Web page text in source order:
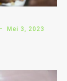
Mei 3, 2023